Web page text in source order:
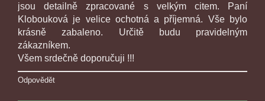
jsou detailně zpracované s velkým citem. Paní
Klobouková je velice ochotná a příjemná. Vše bylo
krásně zabaleno. Určitě budu pravidelným
zákazníkem.
Všem srdečně doporučuji !!!
Odpovědět